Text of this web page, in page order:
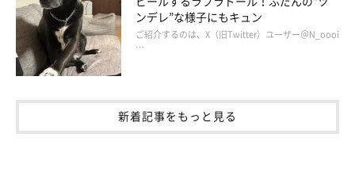
@kohina0506
最後に、飼い主さんにこひなちゃんはどのような存在で、これか
ら一緒にどのように暮らしていきたいか、今の思いを聞きまし
ンデレ”な様子にもキュン
ご紹介するのは、X（旧Twitter）ユーザー＠N_oooi
…
新着記事をもっと見る